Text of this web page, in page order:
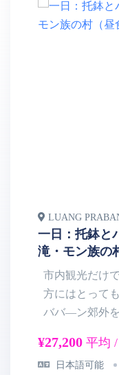
LUANG
一日：托鉢と
滝・モン族の
市内観光だけ
方にはとって
ババ―ン郊外
¥27,200 平均 /
日本語可能